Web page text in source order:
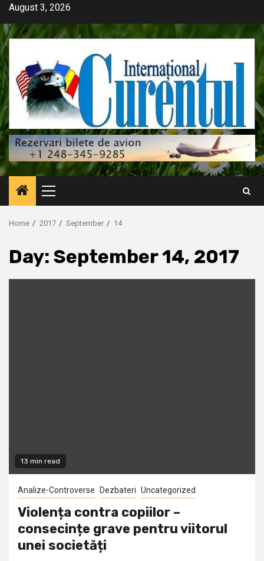
Skip
content
August 3, 2026
Primary
Menu
Home 2017 September 14
Day: September 14, 2017
13 min read
Analize-Controverse Dezbateri Uncategorized
Violența contra copiilor –
consecințe grave pentru viitorul
unei societăți